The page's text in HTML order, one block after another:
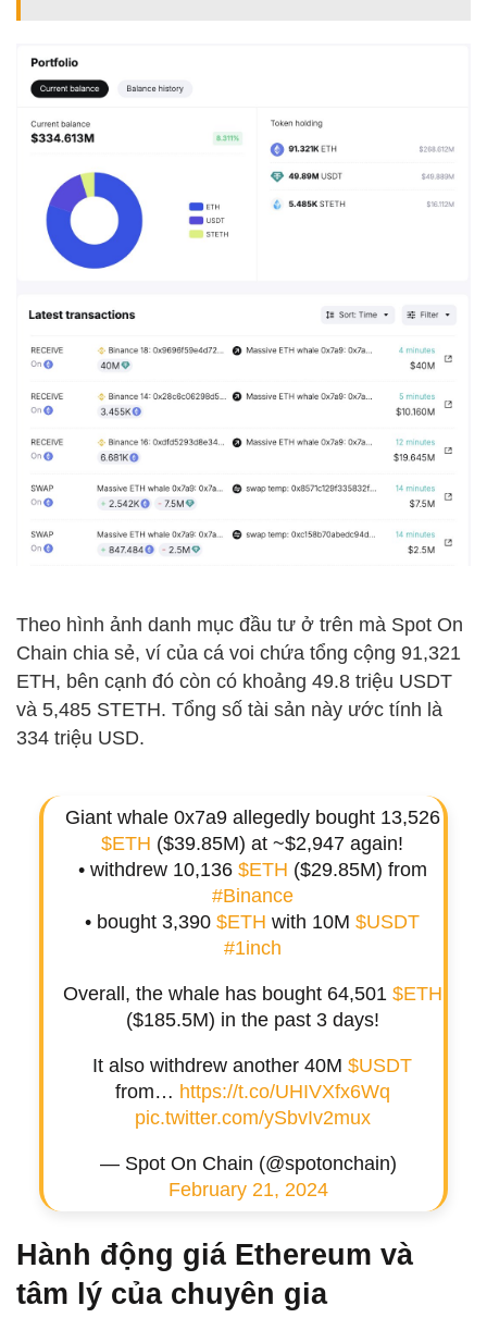
Theo hình ảnh danh mục đầu tư ở trên mà Spot On
Chain chia sẻ, ví của cá voi chứa tổng cộng 91,321
ETH, bên cạnh đó còn có khoảng 49.8 triệu USDT
và 5,485 STETH. Tổng số tài sản này ước tính là
334 triệu USD.
Giant whale 0x7a9 allegedly bought 13,526
$ETH ($39.85M) at ~$2,947 again!
• withdrew 10,136 $ETH ($29.85M) from
#Binance
• bought 3,390 $ETH with 10M $USDT
#1inch
Overall, the whale has bought 64,501 $ETH
($185.5M) in the past 3 days!
It also withdrew another 40M $USDT
from… https://t.co/UHIVXfx6Wq
pic.twitter.com/ySbvIv2mux
— Spot On Chain (@spotonchain)
February 21, 2024
Hành động giá Ethereum và
tâm lý của chuyên gia